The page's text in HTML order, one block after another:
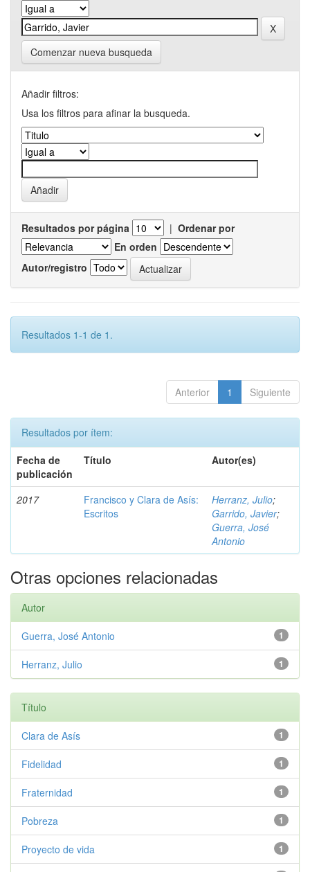
Comenzar nueva busqueda
Añadir filtros:
Usa los filtros para afinar la busqueda.
Resultados por página | Ordenar por
En orden
Autor/registro
Resultados 1-1 de 1.
Anterior 1 Siguiente
Resultados por ítem:
Fecha de
publicación
Título Autor(es)
2017
Francisco y Clara de Asís:
Escritos
Herranz, Julio;
Garrido, Javier;
Guerra, José
Antonio
Otras opciones relacionadas
Autor
1
Guerra, José Antonio
1
Herranz, Julio
Título
1
Clara de Asís
1
Fidelidad
1
Fraternidad
1
Pobreza
1
Proyecto de vida